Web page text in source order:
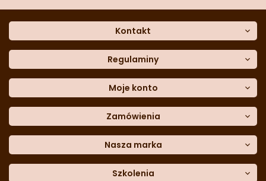
Kontakt
Dane kontaktowe
Często zadawane pytania
Sklep stacjonarny
Formularz kontaktowy
Blog
telefon:601 767 272
Regulaminy
Polityka prywatności
Polityka cookies
Polityka reklamacji
Polityka zwrotów
Dostępność cyfrowa
Moje konto
Moje dane
Historia zamówień
Lista ulubionych
Moje rabaty
Zamówienia
Metody płatności
Dane do przelewu
Formularzreklamacji
Nasza marka
Trio Gelato
Szkolenia